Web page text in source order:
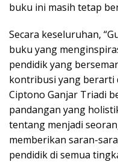
buku ini masih tetap
Secara keseluruhan,
buku yang
pendidik yang
kontribusi yang berarti
Ciptono Ganjar Triadi
pandangan yang
tentang menjadi
memberikan saran-
pendidik di semua